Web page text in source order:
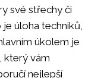
své střechy či
úloha techniků,
úkolem je
který vám
nejlepší